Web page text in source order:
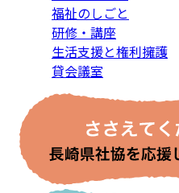
福祉のしごと
研修・講座
生活支援と権利擁護
貸会議室